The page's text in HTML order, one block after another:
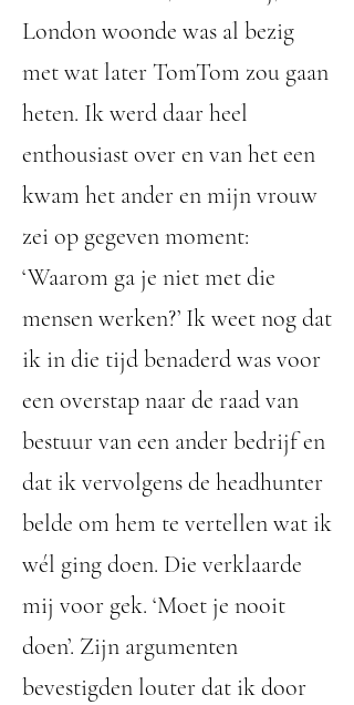
London woonde was al bezig
met wat later TomTom zou gaan
heten. Ik werd daar heel
enthousiast over en van het een
kwam het ander en mijn vrouw
zei op gegeven moment:
‘Waarom ga je niet met die
mensen werken?’ Ik weet nog dat
ik in die tijd benaderd was voor
een overstap naar de raad van
bestuur van een ander bedrijf en
dat ik vervolgens de headhunter
belde om hem te vertellen wat ik
wél ging doen. Die verklaarde
mij voor gek. ‘Moet je nooit
doen’. Zijn argumenten
bevestigden louter dat ik door